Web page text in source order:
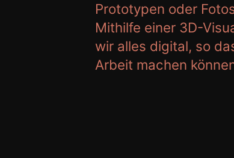
Prototypen oder
Mithilfe einer 3D-
wir alles digital, so
Arbeit machen